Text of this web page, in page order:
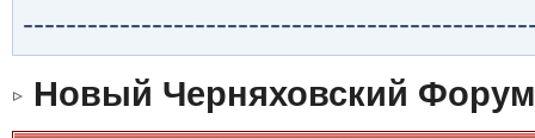
Новый Черняховский Форум